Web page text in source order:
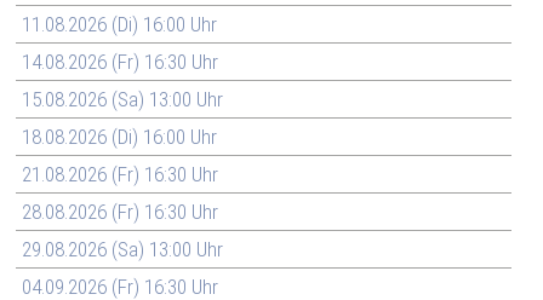
11.08.2026 (Di) 16:00 Uhr
14.08.2026 (Fr) 16:30 Uhr
15.08.2026 (Sa) 13:00 Uhr
18.08.2026 (Di) 16:00 Uhr
21.08.2026 (Fr) 16:30 Uhr
28.08.2026 (Fr) 16:30 Uhr
29.08.2026 (Sa) 13:00 Uhr
04.09.2026 (Fr) 16:30 Uhr